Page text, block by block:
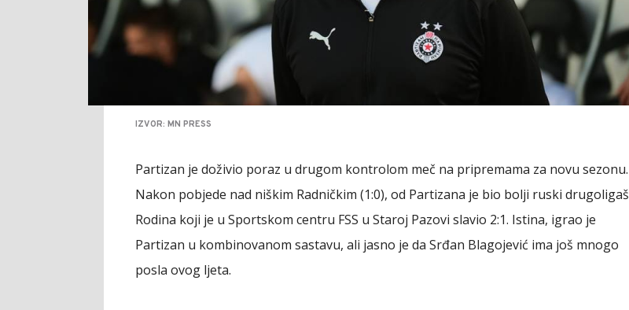
IZVOR: MN PRESS
Partizan je doživio poraz u drugom kontrolom meč na pripremama za novu sezonu.
Nakon pobjede nad niškim Radničkim (1:0), od Partizana je bio bolji ruski drugoligaš
Rodina koji je u Sportskom centru FSS u Staroj Pazovi slavio 2:1. Istina, igrao je
Partizan u kombinovanom sastavu, ali jasno je da Srđan Blagojević ima još mnogo
posla ovog ljeta.